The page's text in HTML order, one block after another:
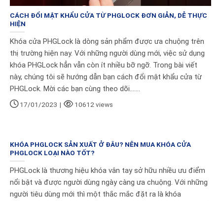
CÁCH ĐỔI MẬT KHẨU CỬA TỪ PHGLOCK ĐƠN GIẢN, DỄ THỰC
HIỆN
Khóa cửa PHGLock là dòng sản phẩm được ưa chuộng trên
thị trường hiện nay. Với những người dùng mới, việc sử dụng
khóa PHGLock hẳn vẫn còn ít nhiều bỡ ngỡ. Trong bài viết
này, chúng tôi sẽ hướng dẫn bạn cách đổi mật khẩu cửa từ
PHGLock. Mời các bạn cùng theo dõi.......
17/01/2023 | 10612 views
KHÓA PHGLOCK SẢN XUẤT Ở ĐÂU? NÊN MUA KHÓA CỬA
PHGLOCK LOẠI NÀO TỐT?
PHGLock là thương hiệu khóa vân tay sở hữu nhiều ưu điểm
nổi bật và được người dùng ngày càng ưa chuộng. Với những
người tiêu dùng mới thì một thắc mắc đặt ra là khóa